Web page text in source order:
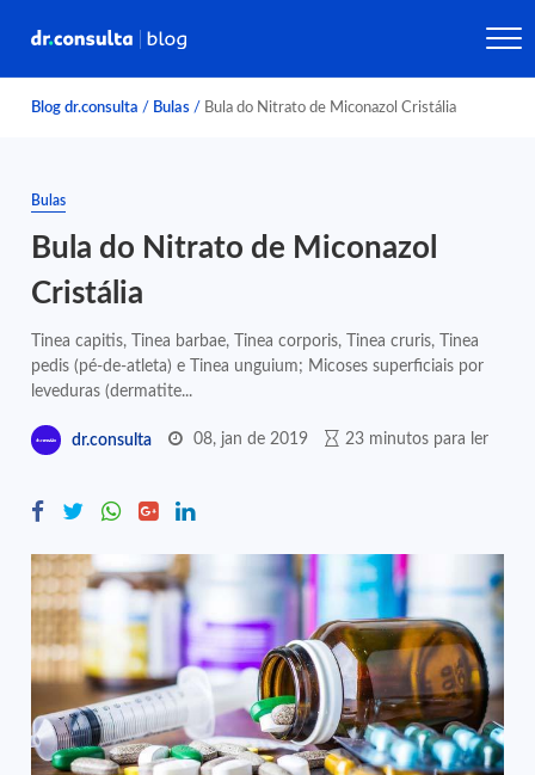
Blog dr.consulta / Bulas / Bula do Nitrato de Miconazol Cristália
Bulas
Bula do Nitrato de Miconazol
Cristália
Tinea capitis, Tinea barbae, Tinea corporis, Tinea cruris, Tinea
pedis (pé-de-atleta) e Tinea unguium; Micoses superficiais por
leveduras (dermatite...
dr.consulta 08, jan de 2019 23 minutos para ler